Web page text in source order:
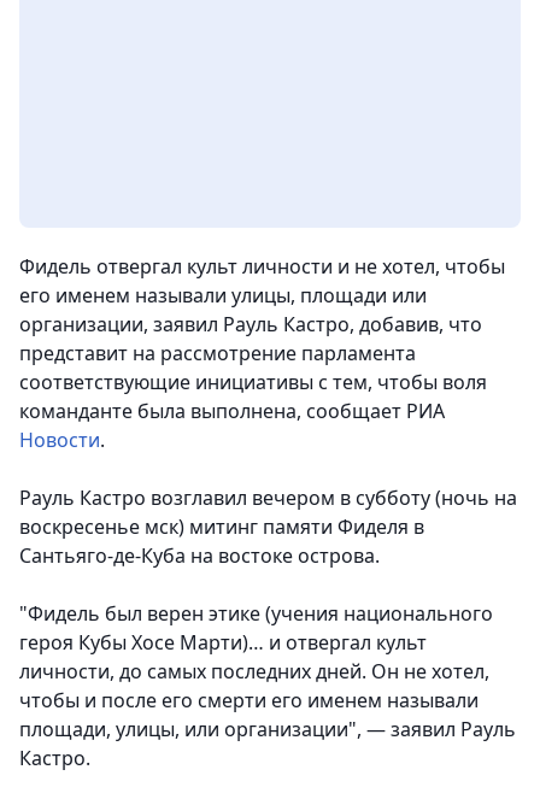
Фидель отвергал культ личности и не хотел, чтобы
его именем называли улицы, площади или
организации, заявил Рауль Кастро, добавив, что
представит на рассмотрение парламента
соответствующие инициативы с тем, чтобы воля
команданте была выполнена, сообщает РИА
Новости.
Рауль Кастро возглавил вечером в субботу (ночь на
воскресенье мск) митинг памяти Фиделя в
Сантьяго-де-Куба на востоке острова.
"Фидель был верен этике (учения национального
героя Кубы Хосе Марти)… и отвергал культ
личности, до самых последних дней. Он не хотел,
чтобы и после его смерти его именем называли
площади, улицы, или организации", — заявил Рауль
Кастро.